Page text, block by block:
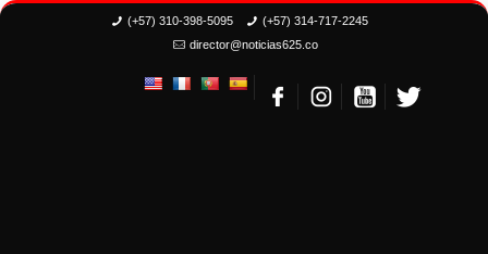
(+57) 310-398-5095
(+57) 314-717-2245
director@noticias625.co